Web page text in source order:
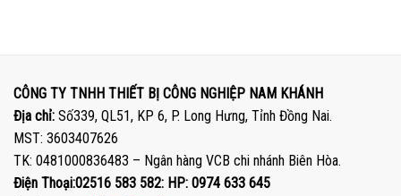
CÔNG TY TNHH THIẾT BỊ CÔNG NGHIỆP NAM KHÁNH
Địa chỉ: Số339, QL51, KP 6, P. Long Hưng, Tỉnh Đồng Nai.
MST: 3603407626
TK: 0481000836483 – Ngân hàng VCB chi nhánh Biên Hòa.
Điện Thoại:02516 583 582: HP: 0974 633 645